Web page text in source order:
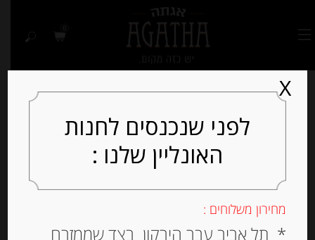
לפני שנכנסים לחנות
האונליין שלנו :
מחירון משלוחים :
* תל אביב עבר הירקון בצד שממזרח
X